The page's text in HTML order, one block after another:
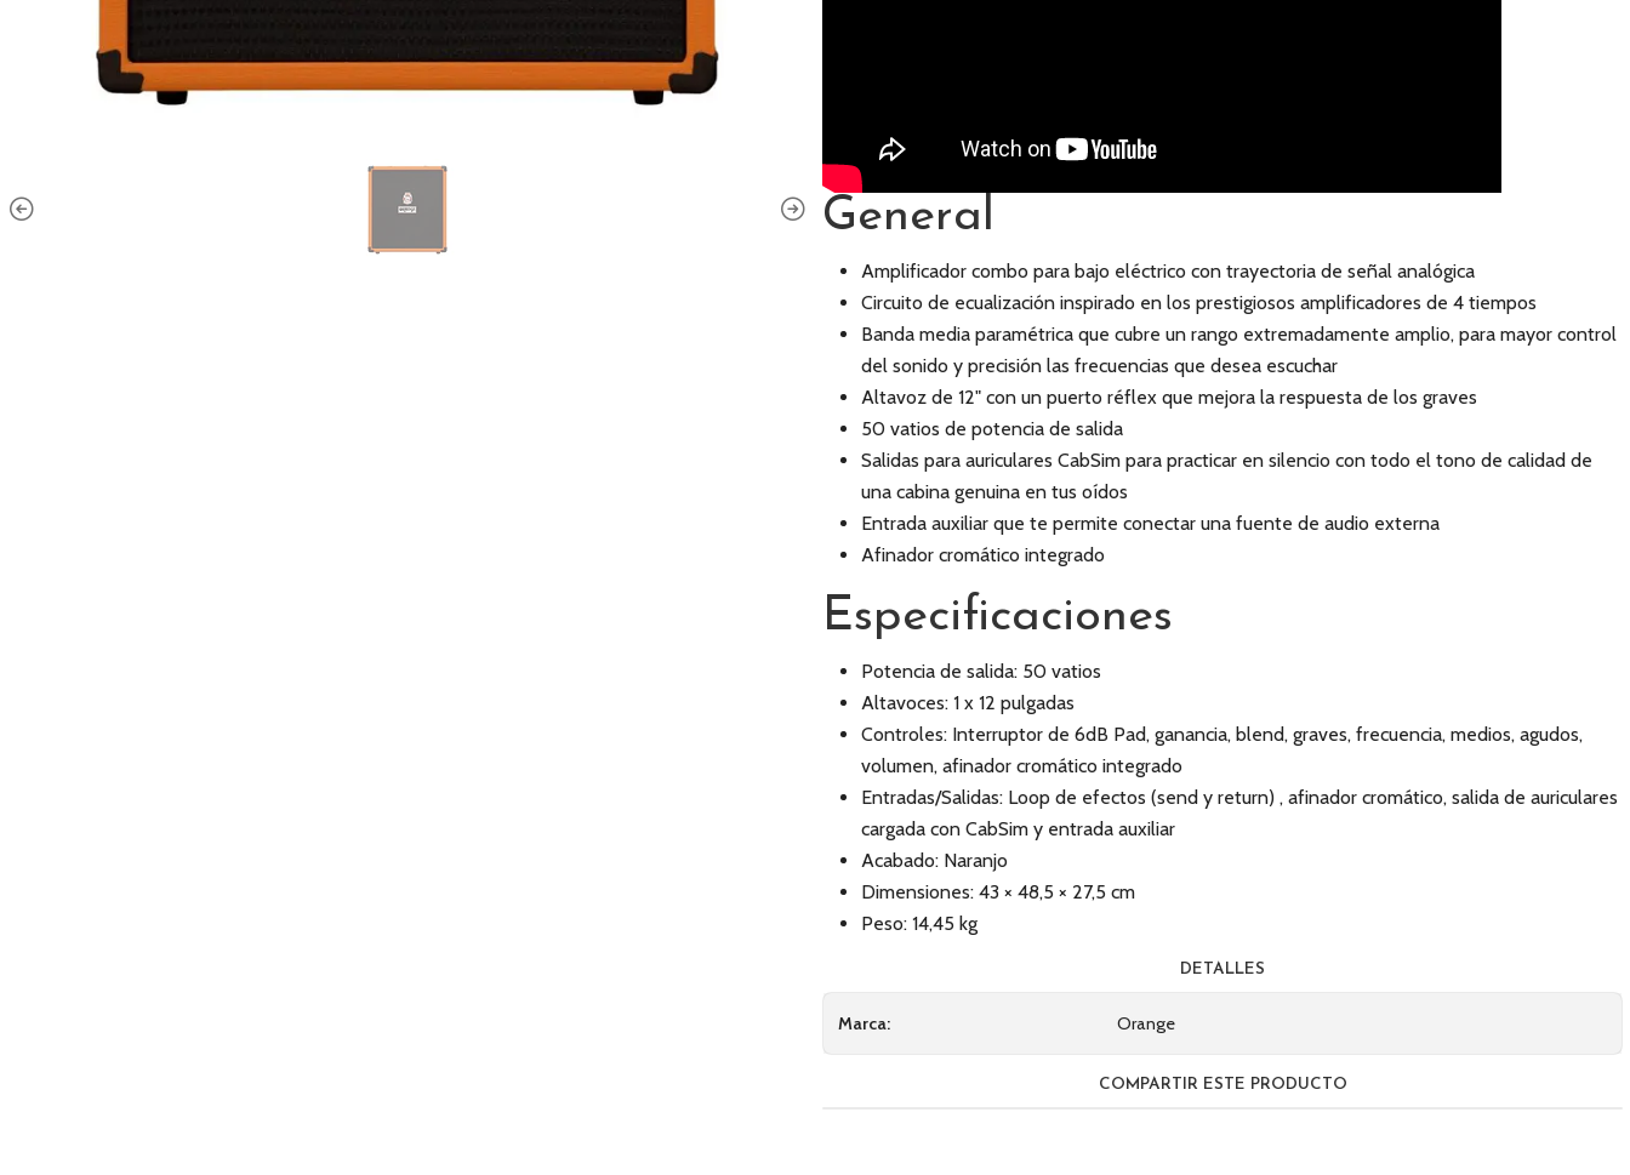
General
Amplificador combo para bajo eléctrico con trayectoria de señal analógica
Circuito de ecualización inspirado en los prestigiosos amplificadores de 4 tiempos
Banda media paramétrica que cubre un rango extremadamente amplio, para mayor control
del sonido y precisión las frecuencias que desea escuchar
Altavoz de 12" con un puerto réflex que mejora la respuesta de los graves
50 vatios de potencia de salida
Salidas para auriculares CabSim para practicar en silencio con todo el tono de calidad de
una cabina genuina en tus oídos
Entrada auxiliar que te permite conectar una fuente de audio externa
Afinador cromático integrado
Especificaciones
Potencia de salida: 50 vatios
Altavoces: 1 x 12 pulgadas
Controles: Interruptor de 6dB Pad, ganancia, blend, graves, frecuencia, medios, agudos,
volumen, afinador cromático integrado
Entradas/Salidas: Loop de efectos (send y return) , afinador cromático, salida de auriculares
cargada con CabSim y entrada auxiliar
Acabado: Naranjo
Dimensiones: 43 × 48,5 × 27,5 cm
Peso: 14,45 kg
DETALLES
Marca: Orange
COMPARTIR ESTE PRODUCTO